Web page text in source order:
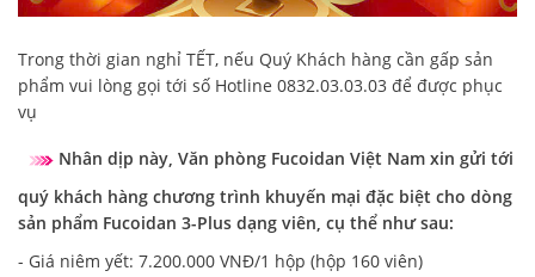
Trong thời gian nghỉ TẾT, nếu Quý Khách hàng cần gấp sản
phẩm vui lòng gọi tới số Hotline 0832.03.03.03 để được phục
vụ
Nhân dịp này, Văn phòng Fucoidan Việt Nam xin gửi tới
quý khách hàng chương trình khuyến mại đặc biệt cho dòng
sản phẩm Fucoidan 3-Plus dạng viên, cụ thể như sau:
- Giá niêm yết: 7.200.000 VNĐ/1 hộp (hộp 160 viên)